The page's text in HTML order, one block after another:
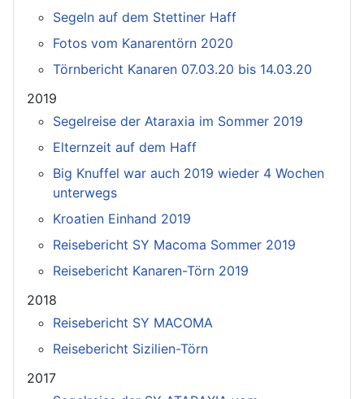
Segeln auf dem Stettiner Haff
Fotos vom Kanarentörn 2020
Törnbericht Kanaren 07.03.20 bis 14.03.20
2019
Segelreise der Ataraxia im Sommer 2019
Elternzeit auf dem Haff
Big Knuffel war auch 2019 wieder 4 Wochen
unterwegs
Kroatien Einhand 2019
Reisebericht SY Macoma Sommer 2019
Reisebericht Kanaren-Törn 2019
2018
Reisebericht SY MACOMA
Reisebericht Sizilien-Törn
2017